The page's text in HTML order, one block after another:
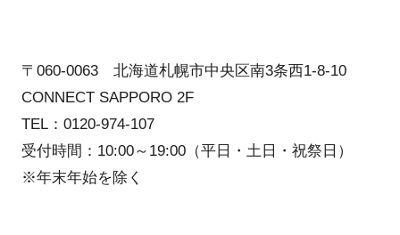
〒060-0063 北海道札幌市中央区南3条西1-8-10
CONNECT SAPPORO 2F
TEL：0120-974-107
受付時間：10:00～19:00（平日・土日・祝祭日）
※年末年始を除く